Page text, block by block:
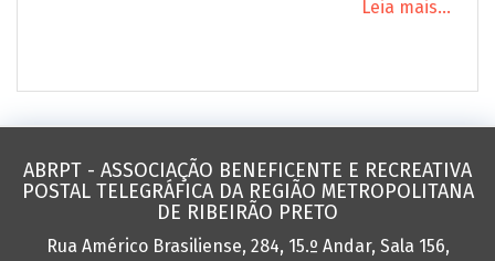
Leia mais...
ABRPT - ASSOCIAÇÃO BENEFICENTE E RECREATIVA
POSTAL TELEGRÁFICA DA REGIÃO METROPOLITANA
DE RIBEIRÃO PRETO
Rua Américo Brasiliense, 284, 15.º Andar, Sala 156,